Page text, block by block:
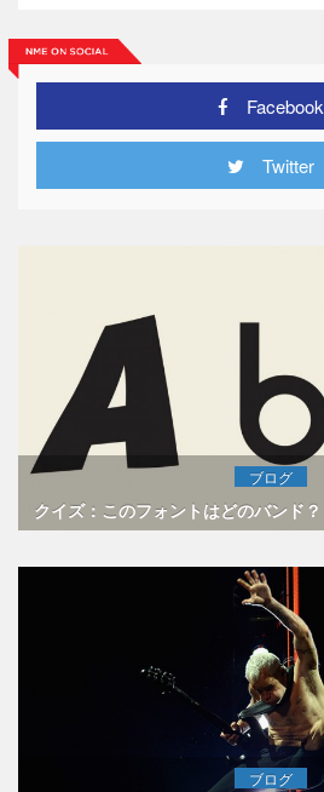
Facebook
Twitter
ブログ
クイズ：このフォントはどのバンド？
ブログ